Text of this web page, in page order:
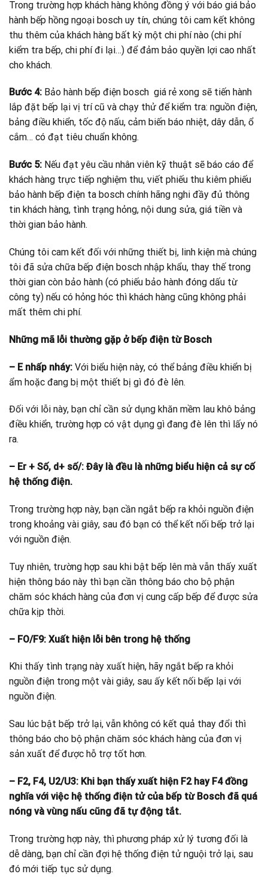
Trong trường hợp khách hàng không đồng ý với báo giá bảo
hành bếp hồng ngoại bosch uy tín, chúng tôi cam kết không
thu thêm của khách hàng bất kỳ một chi phí nào (chi phí
kiểm tra bếp, chi phí đi lại…) để đảm bảo quyền lợi cao nhất
cho khách.
Bước 4: Bảo hành bếp điện bosch giá rẻ xong sẽ tiến hành
lắp đặt bếp lại vị trí cũ và chạy thử để kiểm tra: nguồn điện,
bảng điều khiển, tốc độ nấu, cảm biến báo nhiệt, dây dẫn, ổ
cắm… có đạt tiêu chuẩn không.
Bước 5: Nếu đạt yêu cầu nhân viên kỹ thuật sẽ báo cáo để
khách hàng trực tiếp nghiệm thu, viết phiếu thu kiêm phiếu
bảo hành bếp điện ta bosch chính hãng nghi đầy đủ thông
tin khách hàng, tình trạng hỏng, nội dung sửa, giá tiền và
thời gian bảo hành.
Chúng tôi cam kết đối với những thiết bị, linh kiện mà chúng
tôi đã sửa chữa bếp điện bosch nhập khẩu, thay thế trong
thời gian còn bảo hành (có phiếu bảo hành đóng dấu từ
công ty) nếu có hỏng hóc thì khách hàng cũng không phải
mất thêm chi phí.
Những mã lỗi thường gặp ở bếp điện từ Bosch
– E nhấp nháy: Với biểu hiện này, có thể bảng điều khiển bị
ẩm hoặc đang bị một thiết bị gì đó đè lên.
Đối với lỗi này, bạn chỉ cần sử dụng khăn mềm lau khô bảng
điều khiển, trường hợp có vật dụng gì đang đè lên thì lấy nó
ra.
– Er + Số, d+ số/: Đây là đều là những biểu hiện cả sự cố
hệ thống điện.
Trong trường hợp này, bạn cần ngắt bếp ra khỏi nguồn điện
trong khoảng vài giây, sau đó bạn có thể kết nối bếp trở lại
với nguồn điện.
Tuy nhiên, trường hợp sau khi bật bếp lên mà vẫn thấy xuất
hiện thông báo này thì bạn cần thông báo cho bộ phận
chăm sóc khách hàng của đơn vị cung cấp bếp để được sửa
chữa kịp thời.
– FO/F9: Xuất hiện lỗi bên trong hệ thống
Khi thấy tình trạng này xuất hiện, hãy ngắt bếp ra khỏi
nguồn điện trong một vài giây, sau ấy kết nối bếp lại với
nguồn điện.
Sau lúc bật bếp trở lại, vẫn không có kết quả thay đổi thì
thông báo cho bộ phận chăm sóc khách hàng của đơn vị
sản xuất để được hỗ trợ tốt hơn.
– F2, F4, U2/U3: Khi bạn thấy xuất hiện F2 hay F4 đồng
nghĩa với việc hệ thống điện tử của bếp từ Bosch đã quá
nóng và vùng nấu cũng đã tự động tắt.
Trong trường hợp này, thì phương pháp xử lý tương đối là
dễ dàng, bạn chỉ cần đợi hệ thống điện tử nguội trở lại, sau
đó mới tiếp tục sử dụng.